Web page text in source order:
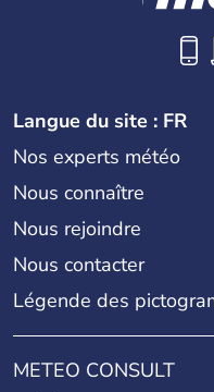
Langue du site : FR
Nos experts météo
Nous connaître
Nous rejoindre
Nous contacter
Légende des
METEO CONSULT